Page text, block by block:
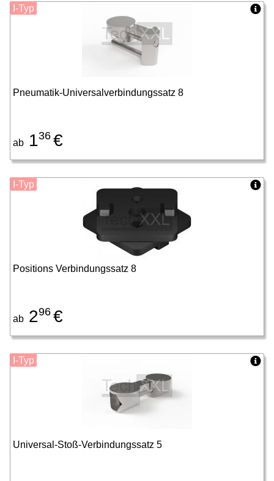
Pneumatik-Universalverbindungssatz 8
ab 136 €
I-Typ
Positions Verbindungssatz 8
ab 296 €
I-Typ
Universal-Stoß-Verbindungssatz 5
I-Typ